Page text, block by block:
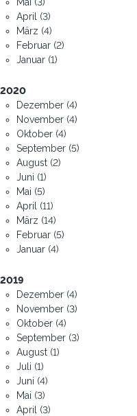
April (3)
März (4)
Februar (2)
Januar (1)
2020
Dezember (4)
November (4)
Oktober (4)
September (5)
August (2)
Juni (1)
Mai (5)
April (11)
März (14)
Februar (5)
Januar (4)
2019
Dezember (4)
November (3)
Oktober (4)
September (3)
August (1)
Juli (1)
Juni (4)
Mai (3)
April (3)